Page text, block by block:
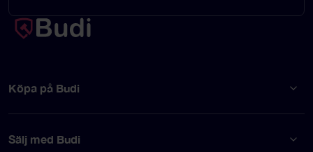
Köpa på Budi
Sälj med Budi